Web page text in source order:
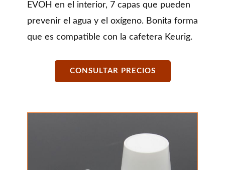
EVOH en el interior, 7 capas que pueden
prevenir el agua y el oxígeno. Bonita forma
que es compatible con la cafetera Keurig.
CONSULTAR PRECIOS